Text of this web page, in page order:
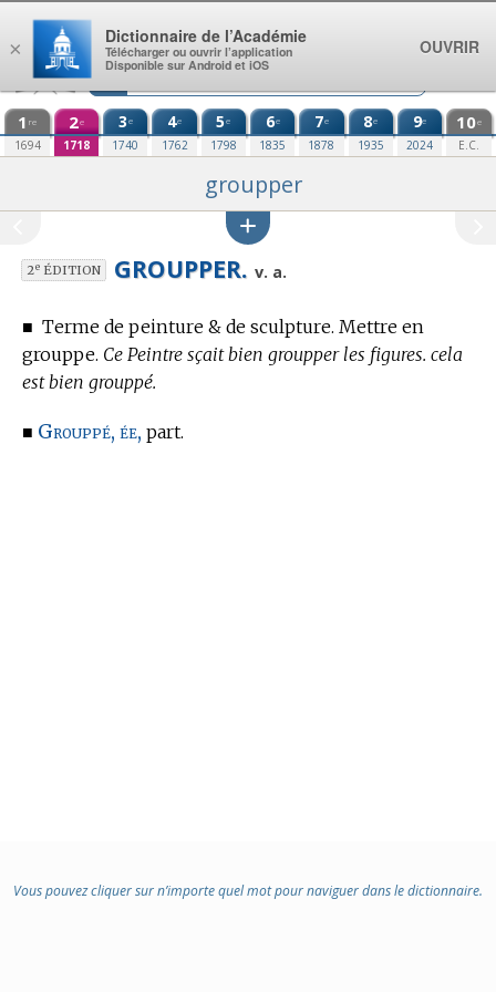
Aller au contenu
1 re
1694
2e
1718
3e
1740
4e
1762
5e
1798
6e
1835
7e
1878
8e
1935
9e
2024
10e
E.C.
groupper
2eÉDITION GROUPPER. v. a.
■ Terme de peinture & de sculpture. Mettre en
grouppe. Ce Peintre sçait bien groupper les figures. cela
est bien grouppé.
■ Grouppé, ée, part.
Vous pouvez cliquer sur n’importe quel mot pour naviguer dans le dictionnaire.
×
Dictionnaire de l’Académie
Télécharger ou ouvrir l’application
Disponible sur Android et iOS
OUVRIR